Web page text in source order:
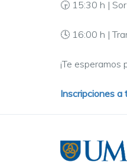
🕞 15:30 h |
🕓 16:00 h |
¡Te
Inscripciones a